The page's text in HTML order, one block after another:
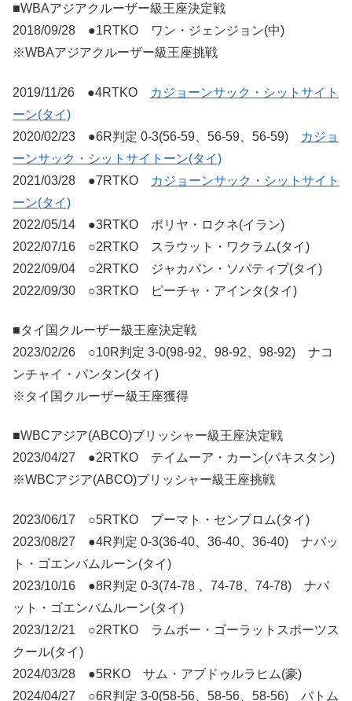
■WBAアジアクルーザー級王座決定戦
2018/09/28 ●1RTKO ワン・ジェンジョン(中)
※WBAアジアクルーザー級王座挑戦
2019/11/26 ●4RTKO
カジョーンサック・シットサイト
ーン(タイ)
2020/02/23 ●6R判定 0-3(56-59、56-59、56-59)
カジョ
ーンサック・シットサイトーン(タイ)
2021/03/28 ●7RTKO
カジョーンサック・シットサイト
ーン(タイ)
2022/05/14 ●3RTKO ポリヤ・ロクネ(イラン)
2022/07/16 ○2RTKO スラウット・ワクラム(タイ)
2022/09/04 ○2RTKO ジャカパン・ソパティプ(タイ)
2022/09/30 ○3RTKO ピーチャ・アインタ(タイ)
■タイ国クルーザー級王座決定戦
2023/02/26 ○10R判定 3-0(98-92、98-92、98-92) ナコ
ンチャイ・パンタン(タイ)
※タイ国クルーザー級王座獲得
■WBCアジア(ABCO)ブリッシャー級王座決定戦
2023/04/27 ●2RTKO テイムーア・カーン(パキスタン)
※WBCアジア(ABCO)ブリッシャー級王座挑戦
2023/06/17 ○5RTKO プーマト・センプロム(タイ)
2023/08/27 ●4R判定 0-3(36-40、36-40、36-40) ナパッ
ト・ゴエンバムルーン(タイ)
2023/10/16 ●8R判定 0-3(74-78 、74-78、74-78) ナパ
ット・ゴエンバムルーン(タイ)
2023/12/21 ○2RTKO ラムボー・ゴーラットスポーツス
クール(タイ)
2024/03/28 ●5RKO サム・アブドゥルラヒム(豪)
2024/04/27 ○6R判定 3-0(58-56、58-56、58-56) パトム